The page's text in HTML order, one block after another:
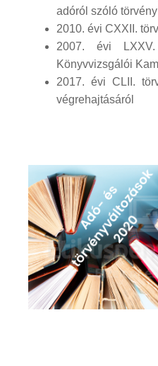
adóról szóló
2010. évi CXXII.
2007. évi
Könyvvizsgálói
2017. évi CLII.
végrehajtásáról